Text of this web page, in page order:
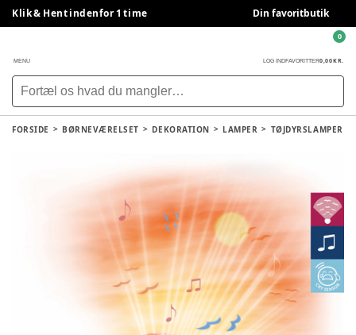
Klik & Hent indenfor 1 time Din favoritbutik
MENU LOG INDFAVORITTER0,00 KR.
0
FORSIDE BØRNEVÆRELSET DEKORATION LAMPER TØJDYRSLAMPER